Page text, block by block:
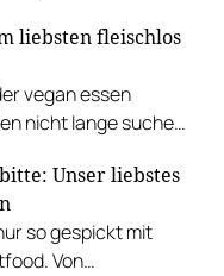
u. v. m.
liebsten fleischlos
vegan essen
nicht lange suchen.
Unser liebstes
so gespickt mit
Von